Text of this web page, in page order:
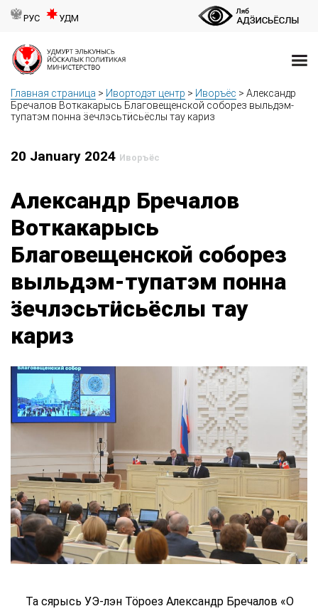
РУС УДМ
Главная страница > Ивортодэт центр > Иворъёс > Александр
Бречалов Воткакарысь Благовещенской соборез выльдэм-
тупатэм понна ӟечлэсьтӥсьёслы тау кариз
20 January 2024 Иворъёс
Александр Бречалов
Воткакарысь
Благовещенской соборез
выльдэм-тупатэм понна
ӟечлэсьтӥсьёслы тау
кариз
Та сярысь УЭ-лэн Тӧроез Александр Бречалов «О